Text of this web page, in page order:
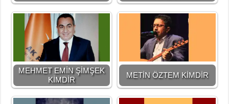
MEHMET EMİN ŞİMŞEK
KİMDİR
METİN ÖZTEM KİMDİR